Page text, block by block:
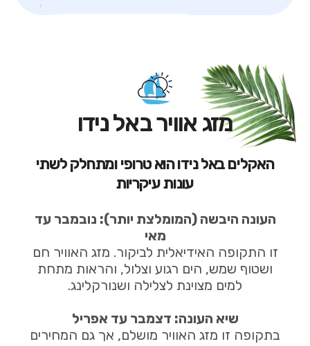
מזג אוויר באל נידו
האקלים באל נידו הוא טרופי ומתחלק לשתי
עונות עיקריות
העונה היבשה (המומלצת יותר): נובמבר עד
מאי
זו התקופה האידיאלית לביקור. מזג האוויר חם
ושטוף שמש, הים רגוע וצלול, והראות מתחת
למים מצוינת לצלילה ושנורקלינג.
שיא העונה: דצמבר עד אפריל
בתקופה זו מזג האוויר מושלם, אך גם המחירים